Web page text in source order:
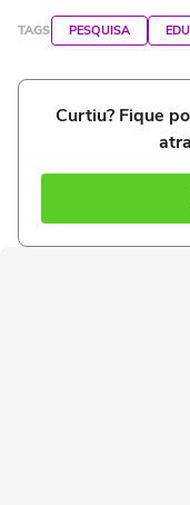
TAGS PESQUISA
Curtiu? Fique